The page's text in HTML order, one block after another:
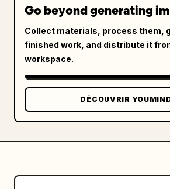
affiche verticale. Inclure une
sceau d'artiste traditionnel
coin.
Go beyond generating
Collect materials, process them,
finished work, and distribute it
workspace.
DÉCOUVRIR